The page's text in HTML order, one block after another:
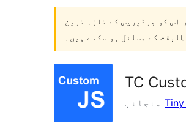
اس کو ورڈپریس کے تازہ ترین
کے مسائل ہو سکتے ہیں۔
TC